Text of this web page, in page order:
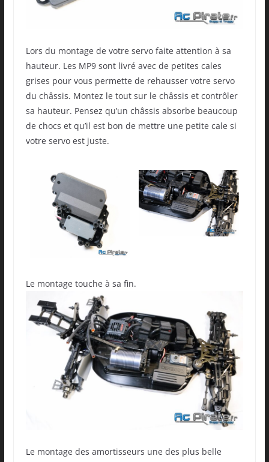
Lors du montage de votre servo faite attention à sa
hauteur. Les MP9 sont livré avec de petites cales
grises pour vous permette de rehausser votre servo
du châssis. Montez le tout sur le châssis et contrôler
sa hauteur. Pensez qu’un châssis absorbe beaucoup
de chocs et qu’il est bon de mettre une petite cale si
votre servo est juste.
Le montage touche à sa fin.
Le montage des amortisseurs une des plus belle